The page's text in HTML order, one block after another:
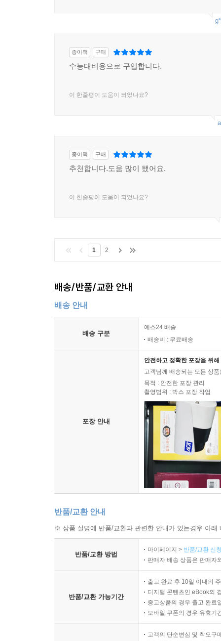
종이책 구매
수능대비용으로 구입합니다.
이 한줄평이 도움이 되었나요?
종이책 구매
추천합니다.도움 많이 됐어요.
이 한줄평이 도움이 되었나요?
1 2
배송/반품/교환 안내
배송 안내
배송 구분
예스24 배송
배송비 : 무료배송
포장 안내
안전하고 정확한 포장을 위
고객님께 배송되는 모든 상
목적 : 안전한 포장 관리
촬영범위 : 박스 포장 작업
반품/교환 안내
※ 상품 설명에 반품/교환과 관련한 안내가 있는경우 아
반품/교환 방법
마이페이지 > 반품/교환 신
판매자 배송 상품은 판매자
반품/교환 가능기간
출고 완료 후 10일 이내의
디지털 콘텐츠인 eBook의
중고상품의 경우 출고 완료
모바일 쿠폰의 경우 유효기
고객의 단순변심 및 착오구